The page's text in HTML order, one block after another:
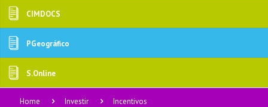
CIMDOCS
PGeográfico
S.Online
Home Investir Incentivos